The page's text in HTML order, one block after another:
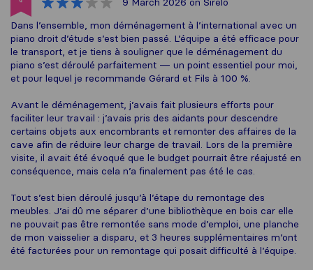
Dans l’ensemble, mon déménagement à l’international avec un
piano droit d’étude s’est bien passé. L’équipe a été efficace pour
le transport, et je tiens à souligner que le déménagement du
piano s’est déroulé parfaitement — un point essentiel pour moi,
et pour lequel je recommande Gérard et Fils à 100 %.
Avant le déménagement, j’avais fait plusieurs efforts pour
faciliter leur travail : j’avais pris des aidants pour descendre
certains objets aux encombrants et remonter des affaires de la
cave afin de réduire leur charge de travail. Lors de la première
visite, il avait été évoqué que le budget pourrait être réajusté en
conséquence, mais cela n’a finalement pas été le cas.
Tout s’est bien déroulé jusqu’à l’étape du remontage des
meubles. J’ai dû me séparer d’une bibliothèque en bois car elle
ne pouvait pas être remontée sans mode d’emploi, une planche
de mon vaisselier a disparu, et 3 heures supplémentaires m’ont
été facturées pour un remontage qui posait difficulté à l’équipe.